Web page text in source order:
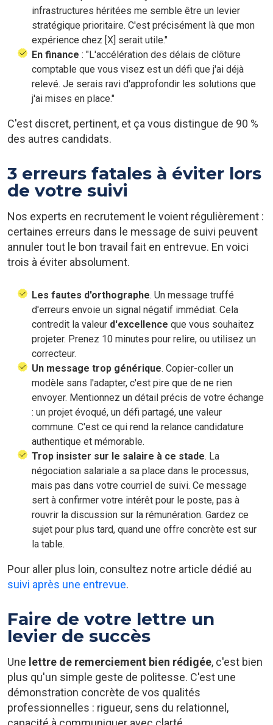
infrastructures héritées me semble être un levier
stratégique prioritaire. C'est précisément là que mon
expérience chez [X] serait utile."
En finance : "L'accélération des délais de clôture
comptable que vous visez est un défi que j'ai déjà
relevé. Je serais ravi d'approfondir les solutions que
j'ai mises en place."
C'est discret, pertinent, et ça vous distingue de 90 %
des autres candidats.
3 erreurs fatales à éviter lors
de votre suivi
Nos experts en recrutement le voient régulièrement :
certaines erreurs dans le message de suivi peuvent
annuler tout le bon travail fait en entrevue. En voici
trois à éviter absolument.
Les fautes d'orthographe. Un message truffé
d'erreurs envoie un signal négatif immédiat. Cela
contredit la valeur d'excellence que vous souhaitez
projeter. Prenez 10 minutes pour relire, ou utilisez un
correcteur.
Un message trop générique. Copier-coller un
modèle sans l'adapter, c'est pire que de ne rien
envoyer. Mentionnez un détail précis de votre échange
: un projet évoqué, un défi partagé, une valeur
commune. C'est ce qui rend la relance candidature
authentique et mémorable.
Trop insister sur le salaire à ce stade. La
négociation salariale a sa place dans le processus,
mais pas dans votre courriel de suivi. Ce message
sert à confirmer votre intérêt pour le poste, pas à
rouvrir la discussion sur la rémunération. Gardez ce
sujet pour plus tard, quand une offre concrète est sur
la table.
Pour aller plus loin, consultez notre article dédié au
suivi après une entrevue.
Faire de votre lettre un
levier de succès
Une lettre de remerciement bien rédigée, c'est bien
plus qu'un simple geste de politesse. C'est une
démonstration concrète de vos qualités
professionnelles : rigueur, sens du relationnel,